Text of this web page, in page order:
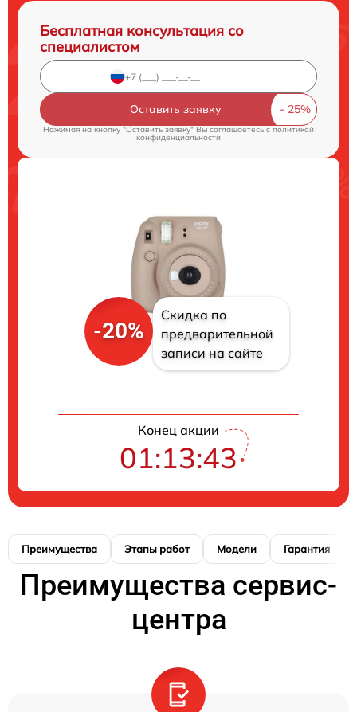
Бесплатная консультация со
специалистом
Оставить заявку
Нажимая на кнопку "Оставить заявку" Вы соглашаетесь c политикой
конфиденциальности
-20%
Скидка по
предварительной
записи на сайте
Конец акции
01:13:42
Преимущества Этапы работ Модели Гарантия
Преимущества сервис-
центра